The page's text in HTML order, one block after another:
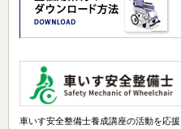
車いす安全整備士養成講座の活動を応援